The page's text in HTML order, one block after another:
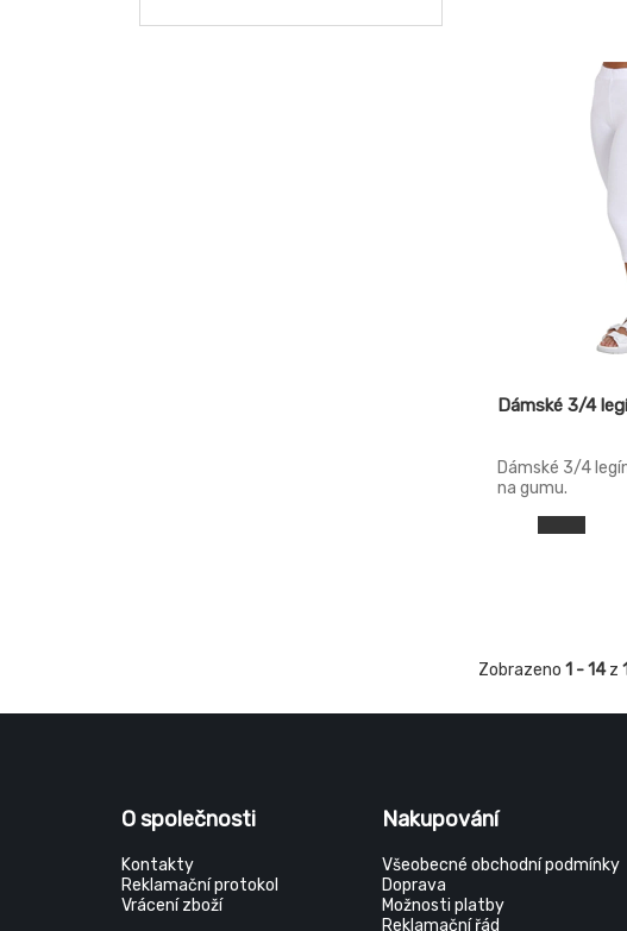
EU27
EU52.44
EU56.48
Dámské 3/4
Dámské 3/4
na gumu.
Zobrazeno 1 - 14z
O společnosti
Kontakty
Reklamační protokol
Vrácení zboží
Nakupování
Všeobecné obchodní podmínky
Doprava
Možnosti platby
Reklamační řád